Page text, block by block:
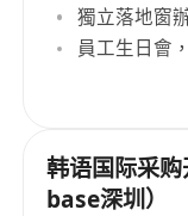
獨立落地窗
員工生日會
韩语国际采
base深圳）